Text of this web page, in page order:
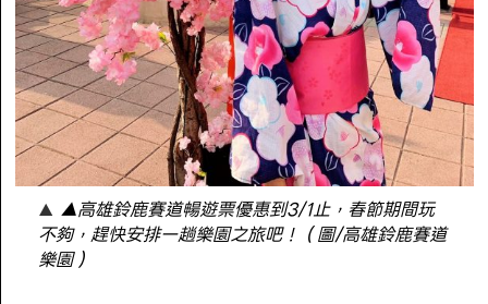
▲高雄鈴鹿賽道暢遊票優惠到3/1止，春節期間玩
不夠，趕快安排一趟樂園之旅吧！（圖/高雄鈴鹿賽道
樂園）